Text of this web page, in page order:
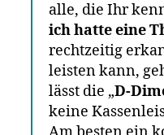
alle, die Ihr
ich hatte eine
rechtzeitig
leisten kann,
lässt die „D-
keine